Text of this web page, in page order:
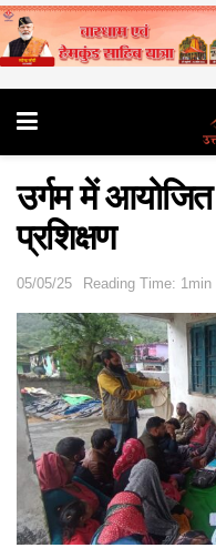
उर्गम में
प्रशिक्षण
05/05/25 Reading Time: 1min